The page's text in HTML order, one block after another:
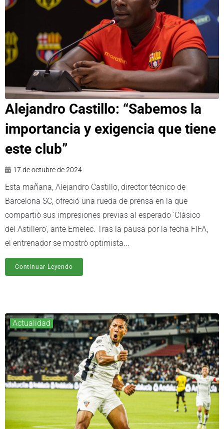
Alejandro Castillo: “Sabemos la
importancia y exigencia que tiene
este club”
17 de octubre de 2024
Esta mañana, Alejandro Castillo, director técnico de
Barcelona SC, ofreció una rueda de prensa en la que
compartió sus impresiones previas al esperado 'Clásico
del Astillero', ante Emelec. Tras la pausa por la fecha FIFA,
el entrenador se mostró optimista...
Continuar Leyendo
Actualidad